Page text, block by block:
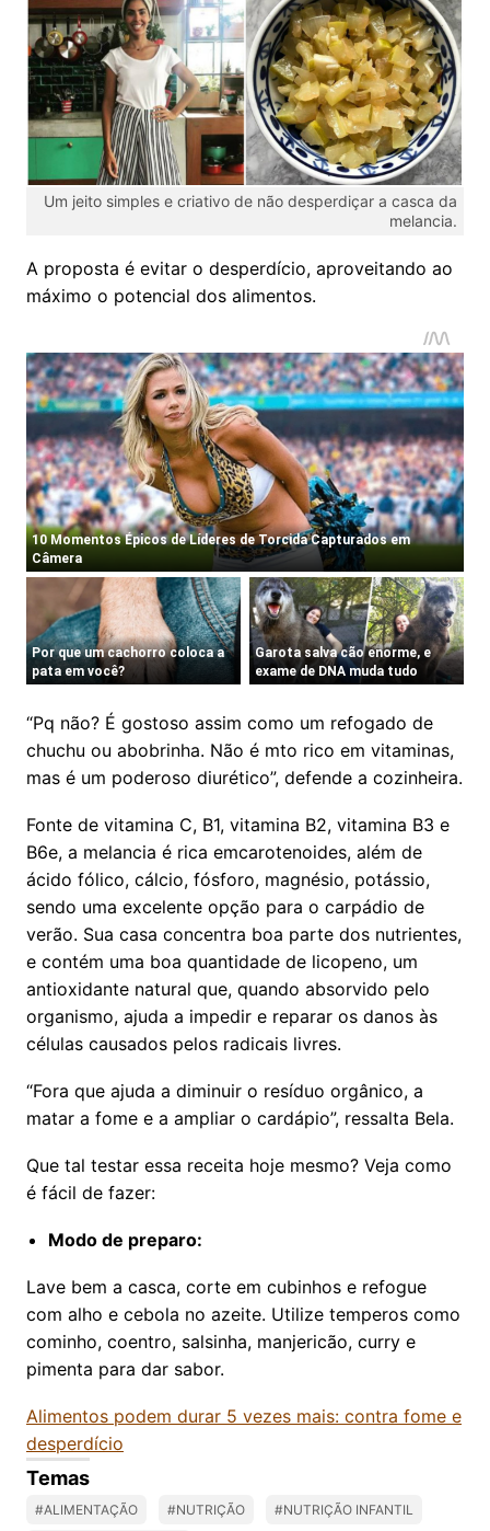
Um jeito simples e criativo de não desperdiçar a casca da
melancia.
A proposta é evitar o desperdício, aproveitando ao
máximo o potencial dos alimentos.
“Pq não? É gostoso assim como um refogado de
chuchu ou abobrinha. Não é mto rico em vitaminas,
mas é um poderoso diurético”, defende a cozinheira.
Fonte de vitamina C, B1, vitamina B2, vitamina B3 e
B6e, a melancia é rica emcarotenoides, além de
ácido fólico, cálcio, fósforo, magnésio, potássio,
sendo uma excelente opção para o carpádio de
verão. Sua casa concentra boa parte dos nutrientes,
e contém uma boa quantidade de licopeno, um
antioxidante natural que, quando absorvido pelo
organismo, ajuda a impedir e reparar os danos às
células causados pelos radicais livres.
“Fora que ajuda a diminuir o resíduo orgânico, a
matar a fome e a ampliar o cardápio”, ressalta Bela.
Que tal testar essa receita hoje mesmo? Veja como
é fácil de fazer:
Modo de preparo:
Lave bem a casca, corte em cubinhos e refogue
com alho e cebola no azeite. Utilize temperos como
cominho, coentro, salsinha, manjericão, curry e
pimenta para dar sabor.
Alimentos podem durar 5 vezes mais: contra fome e
desperdício
Temas
#ALIMENTAÇÃO #NUTRIÇÃO #NUTRIÇÃO INFANTIL